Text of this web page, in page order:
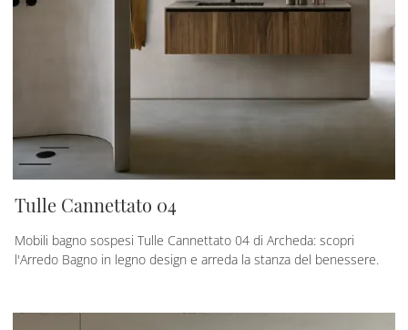
Tulle Cannettato 04
Mobili bagno sospesi Tulle Cannettato 04 di Archeda: scopri
l'Arredo Bagno in legno design e arreda la stanza del benessere.